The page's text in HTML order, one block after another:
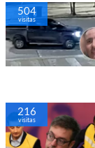
504
visitas
216
visitas